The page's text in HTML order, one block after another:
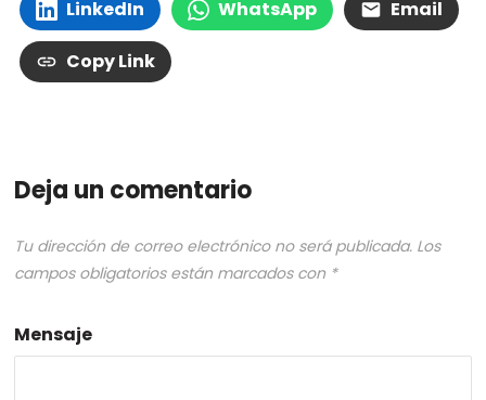
LinkedIn WhatsApp Email
Copy Link
Deja un comentario
Tu dirección de correo electrónico no será publicada. Los
campos obligatorios están marcados con *
Mensaje